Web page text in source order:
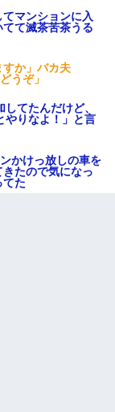
マンションに入
て滅茶苦茶うる
か」バカ夫
うぞ」
てたんだけど、
やりなよ！」と言
かけっ放しの車を
たので気になっ
てた